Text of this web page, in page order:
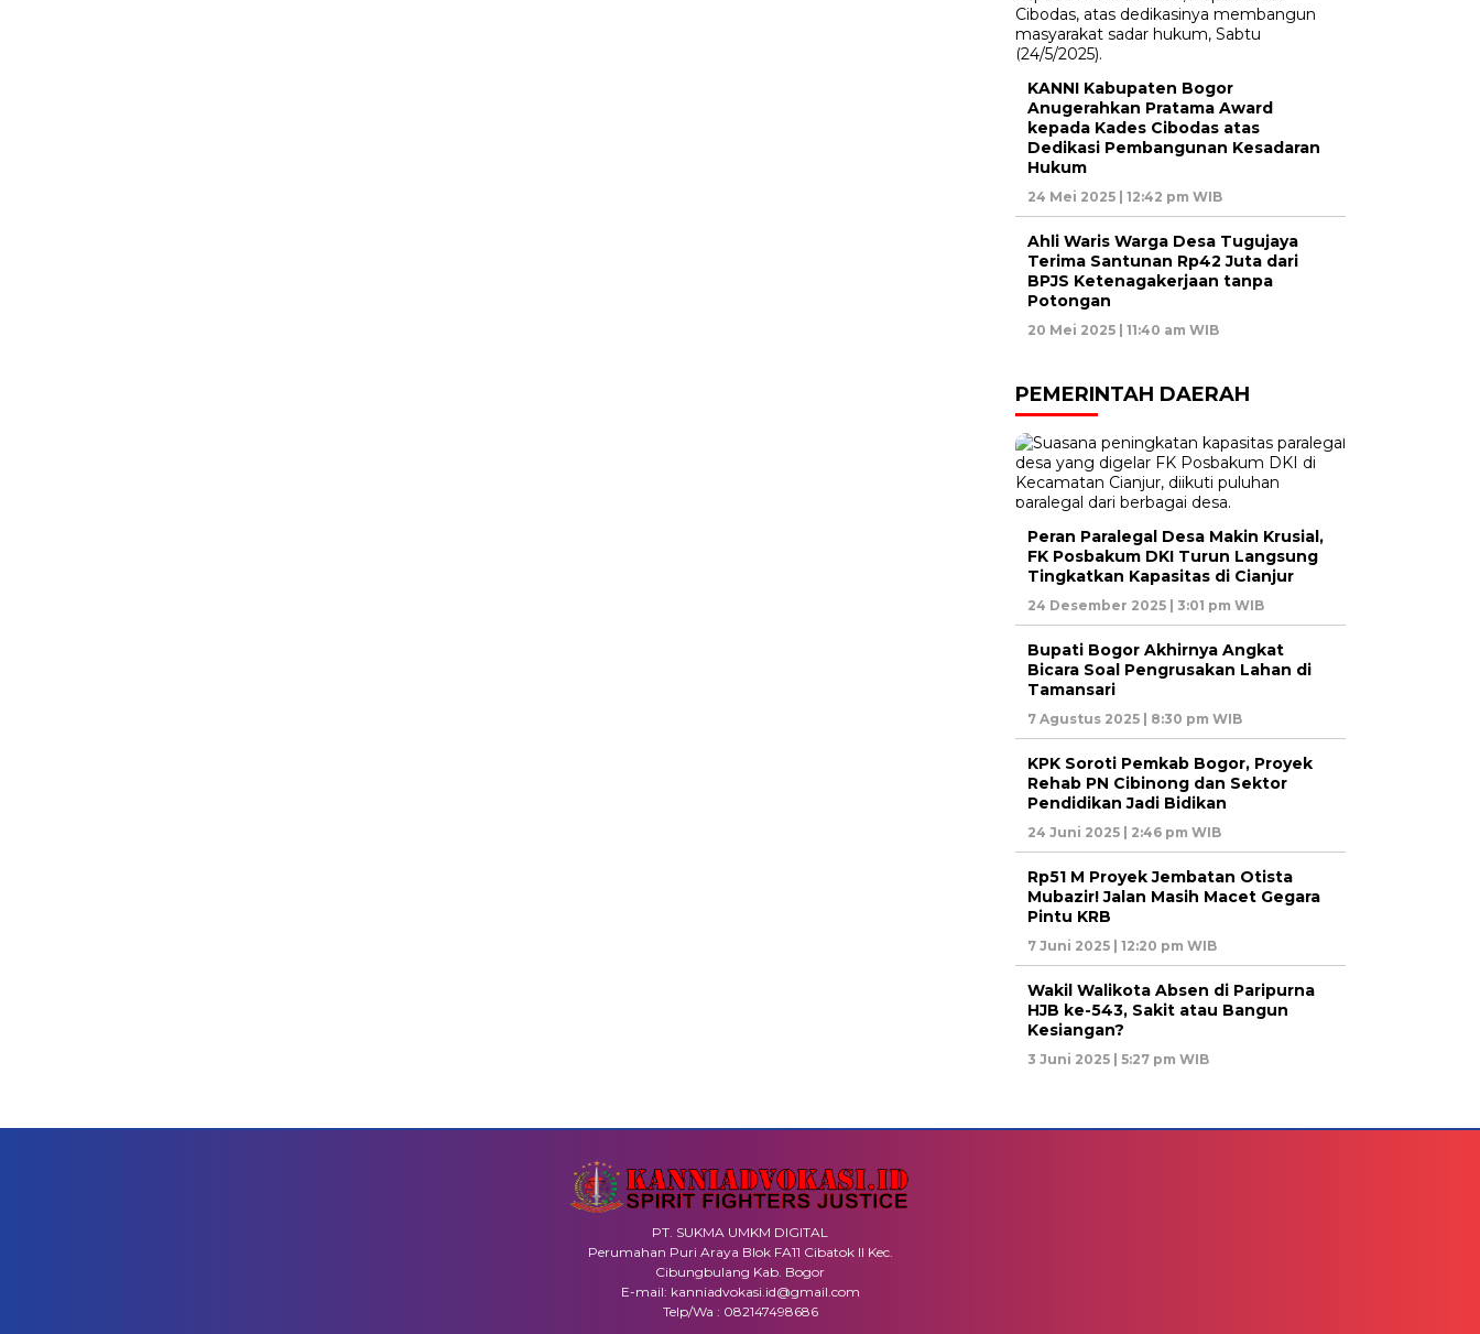
KANNI Kabupaten Bogor
Anugerahkan Pratama Award
kepada Kades Cibodas atas
Dedikasi Pembangunan Kesadaran
Hukum
24 Mei 2025 | 12:42 pm WIB
Ahli Waris Warga Desa Tugujaya
Terima Santunan Rp42 Juta dari
BPJS Ketenagakerjaan tanpa
Potongan
20 Mei 2025 | 11:40 am WIB
PEMERINTAH DAERAH
Peran Paralegal Desa Makin Krusial,
FK Posbakum DKI Turun Langsung
Tingkatkan Kapasitas di Cianjur
24 Desember 2025 | 3:01 pm WIB
Bupati Bogor Akhirnya Angkat
Bicara Soal Pengrusakan Lahan di
Tamansari
7 Agustus 2025 | 8:30 pm WIB
KPK Soroti Pemkab Bogor, Proyek
Rehab PN Cibinong dan Sektor
Pendidikan Jadi Bidikan
24 Juni 2025 | 2:46 pm WIB
Rp51 M Proyek Jembatan Otista
Mubazir! Jalan Masih Macet Gegara
Pintu KRB
7 Juni 2025 | 12:20 pm WIB
Wakil Walikota Absen di Paripurna
HJB ke-543, Sakit atau Bangun
Kesiangan?
3 Juni 2025 | 5:27 pm WIB
PT. SUKMA UMKM DIGITAL
Perumahan Puri Araya Blok FA11 Cibatok II Kec.
Cibungbulang Kab. Bogor
E-mail: kanniadvokasi.id@gmail.com
Telp/Wa : 082147498686